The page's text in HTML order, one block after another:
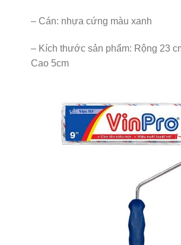
– Cán: nhựa cứng màu xanh
– Kích thước sản phẩm: Rộng 23
Cao 5cm